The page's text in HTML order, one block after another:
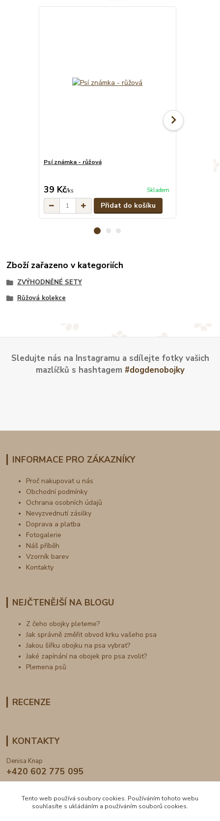
Psí známka - růžová
39 Kč/ks Skladem
Přidat do košíku
Zboží zařazeno v kategoriích
ZVÝHODNĚNÉ SETY
Růžová kolekce
Sledujte nás na Instagramu a sdílejte fotky vašich
mazlíčků s hashtagem #dogdenobojky
INFORMACE PRO ZÁKAZNÍKY
Proč nakupovat u nás
Obchodní podmínky
Ochrana osobních údajů
Nevyzvednutí zásilky
Doprava a platba
Fotogalerie
Náš příběh
Vzorník barev
Kontakty
NEJČTENĚJŠÍ NA BLOGU
Z čeho obojky pleteme?
Jak správně změřit obvod krku vašeho psa
Jakou šířku obojku na psa vybrat?
Jaké zapínání na obojek pro psa zvolit?
Plemena psů
RECENZE
KONTAKTY
Denisa Knap
+420 602 775 095
Tento web používá soubory cookies. Používáním tohoto webu
souhlasíte s ukládáním a používáním souborů cookies.